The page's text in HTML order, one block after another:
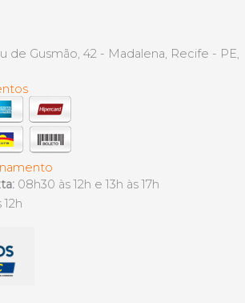
de Gusmão, 42 - Madalena, Recife - PE,
08h30 às 12h e 13h às 17h